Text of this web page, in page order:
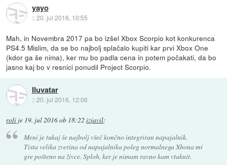
yayo
::20. jul 2016, 10:55
Mah, in Novembra 2017 pa bo izšel Xbox Scorpio kot konkurenca
PS4.5 Mislim, da se bo najbolj splačalo kupiti kar prvi Xbox One
(kdor ga še nima), ker mu bo padla cena in potem počakati, da bo
jasno kaj bo v resnici ponudil Project Scorpio.
Iluvatar
::20. jul 2016, 12:06
roli je 19. jul 2016 ob 18:22 izjavil:
Meni je tukaj še najbolj všeč končno integriran napajalnik.
Tista velika zverina od napajalnika poleg normalnega Xbona mi
gre pošteno na živce. Sploh, ker je nimam ravno kam vtaknit.